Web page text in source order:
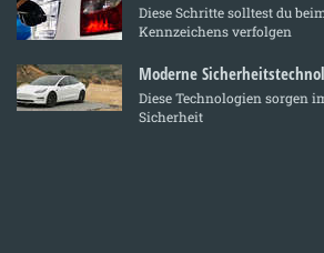
Diese Schritte solltest du
Kennzeichens verfolgen
Moderne
Diese Technologien sorgen
Sicherheit